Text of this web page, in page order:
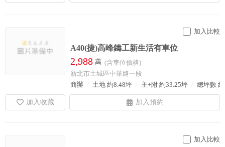
加入比較
A40(捷)高峰鑄工新生活有車位
2,988 萬 (含車位價格)
新北市土城區中華路一段
商辦
土地 約8.48坪 主+附 約33.25坪 總坪數
加入比較